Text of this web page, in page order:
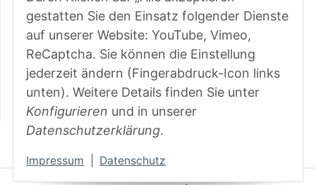
gestatten Sie den Einsatz folgender Dienste
auf unserer Website: YouTube, Vimeo,
ReCaptcha. Sie können die Einstellung
jederzeit ändern (Fingerabdruck-Icon links
unten). Weitere Details finden Sie unter
Konfigurieren und in unserer
Datenschutzerklärung.
Impressum Datenschutz
Vertrag widerrufen